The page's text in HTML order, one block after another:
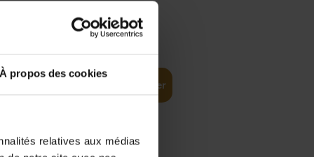
À propos des cookies
relatives aux médias
37,50
Ajouter au panier